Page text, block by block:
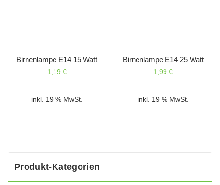
Birnenlampe E14 15 Watt
1,19 €
inkl. 19 % MwSt.
Birnenlampe E14 25 Watt
1,99€
inkl. 19 % MwSt.
Produkt-Kategorien